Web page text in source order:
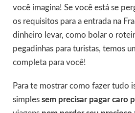
você imagina! Se você está se
os requisitos para a entrada na
dinheiro levar, como bolar o
pegadinhas para turistas, temos
completa para você!
Para te mostrar como fazer tudo
simples sem precisar pagar caro